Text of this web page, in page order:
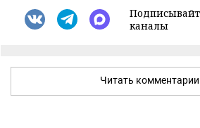
каналы
Читать комментарии